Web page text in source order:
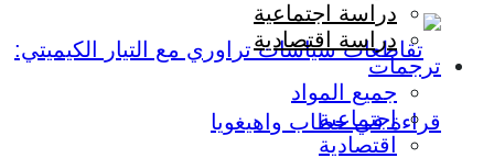
دراسة اجتماعية
دراسة اقتصادية
ترجمات
جميع المواد
اجتماعية
اقتصادية